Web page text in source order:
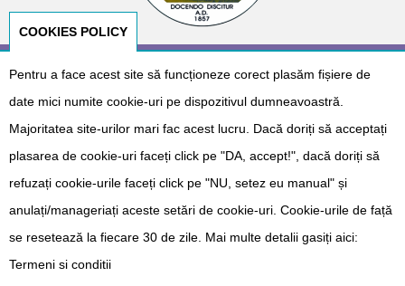
© Copyright 2026 E-NeoNat. Designed byDr. Cătălin Gabriel
COOKIES POLICY
Pentru a face acest site să funcționeze corect plasăm fișiere de
date mici numite cookie-uri pe dispozitivul dumneavoastră.
Majoritatea site-urilor mari fac acest lucru. Dacă doriți să acceptați
plasarea de cookie-uri faceți click pe "DA, accept!", dacă doriți să
refuzați cookie-urile faceți click pe "NU, setez eu manual" și
anulați/manageriați aceste setări de cookie-uri. Cookie-urile de față
se resetează la fiecare 30 de zile. Mai multe detalii gasiți aici:
Termeni si conditii